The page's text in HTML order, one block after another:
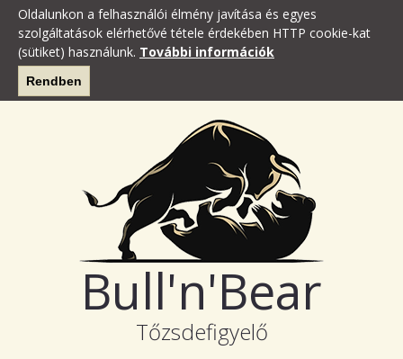
Oldalunkon a felhasználói élmény javítása és egyes
szolgáltatások elérhetővé tétele érdekében HTTP cookie-kat
(sütiket) használunk. További információk
Rendben
Bull'n'Bear
Tőzsdefigyelő